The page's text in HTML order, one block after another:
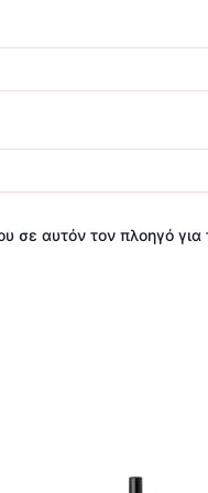
σε αυτόν τον πλοηγό